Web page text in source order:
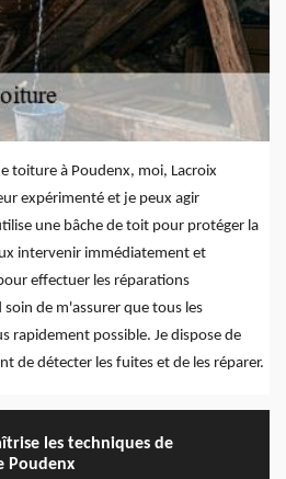
toiture à Poudenx, moi, Lacroix
expérimenté et je peux agir
une bâche de toit pour protéger la
intervenir immédiatement et
effectuer les réparations
de m'assurer que tous les
rapidement possible. Je dispose de
de détecter les fuites et de les réparer.
les techniques de
Poudenx